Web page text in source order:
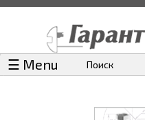
☰ Menu Поиск